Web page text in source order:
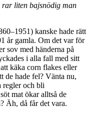
liten bajsnödig man
kanske hade rätt
år gamla. Om det var för
sov med händerna på
i alla fall med sitt
käka corn flakes eller
de hade fel? Vänta nu,
regler och bli
mat ökar alltså de
Äh, då får det vara.